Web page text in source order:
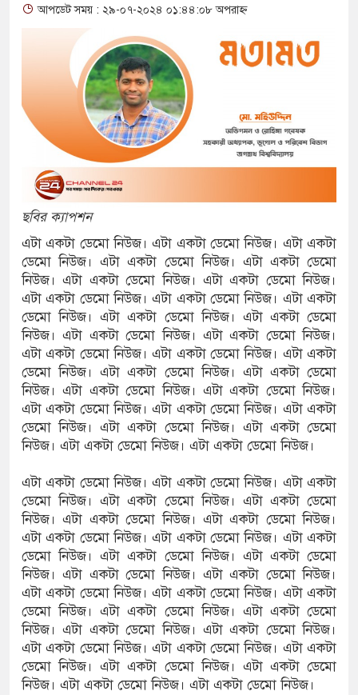
মাধ্যমিকেই
রফিকুল ইসলামের প্রতিপক্ষের সব অভিযোগ
দিবস
সংকট চুলা জ্বলে না, পাম্পে দীর্ঘ লাইন
নিয়েছে দালাল চক্র
সম্প্রসারিত প্রশাসনিক ভবনের উদ্বোধন
তৎপরতা চালানোর মুরোদ আওয়ামী লীগের নেই :
আইনে মামলা: নাদের, পলিন, রিপন-
আসামি
ইলেক্ট্রনিক বুথ ও সেল্ফ সার্ভিস সেন্টারের উদ্বোধন
জেলা প্রশাসন
রেকর্ড সংশোধন ও স্বত্ব ফেরতের দাবি
জীবনের ঝুঁকি, নিরাপদ নৌযান এখনো অধরা
পদ শূন্য, ৪৫১টি প্রাথমিক বিদ্যালয়ে নেই প্রধান
নৌকাডুবিতে নিহত ২, নিখোঁজ ২, ভবানীপুরে শোকের
অভিযোগে সংবাদ সম্মেলন, নিরাপত্তা ও সুষ্ঠু
আপডেট সময় : ২৯-০৭-২০২৪ ০১:৪৪:০৮ অপরাহ্ন
ছবির ক্যাপশন
এটা একটা ডেমো নিউজ। এটা একটা ডেমো নিউজ। এটা একটা
ডেমো নিউজ। এটা একটা ডেমো নিউজ। এটা একটা ডেমো
নিউজ। এটা একটা ডেমো নিউজ। এটা একটা ডেমো নিউজ।
এটা একটা ডেমো নিউজ। এটা একটা ডেমো নিউজ। এটা একটা
ডেমো নিউজ। এটা একটা ডেমো নিউজ। এটা একটা ডেমো
নিউজ। এটা একটা ডেমো নিউজ। এটা একটা ডেমো নিউজ।
এটা একটা ডেমো নিউজ। এটা একটা ডেমো নিউজ। এটা একটা
ডেমো নিউজ। এটা একটা ডেমো নিউজ। এটা একটা ডেমো
নিউজ। এটা একটা ডেমো নিউজ। এটা একটা ডেমো নিউজ।
এটা একটা ডেমো নিউজ। এটা একটা ডেমো নিউজ। এটা একটা
ডেমো নিউজ। এটা একটা ডেমো নিউজ। এটা একটা ডেমো
নিউজ। এটা একটা ডেমো নিউজ। এটা একটা ডেমো নিউজ।
এটা একটা ডেমো নিউজ। এটা একটা ডেমো নিউজ। এটা একটা
ডেমো নিউজ। এটা একটা ডেমো নিউজ। এটা একটা ডেমো
নিউজ। এটা একটা ডেমো নিউজ। এটা একটা ডেমো নিউজ।
এটা একটা ডেমো নিউজ। এটা একটা ডেমো নিউজ। এটা একটা
ডেমো নিউজ। এটা একটা ডেমো নিউজ। এটা একটা ডেমো
নিউজ। এটা একটা ডেমো নিউজ। এটা একটা ডেমো নিউজ।
এটা একটা ডেমো নিউজ। এটা একটা ডেমো নিউজ। এটা একটা
ডেমো নিউজ। এটা একটা ডেমো নিউজ। এটা একটা ডেমো
নিউজ। এটা একটা ডেমো নিউজ। এটা একটা ডেমো নিউজ।
এটা একটা ডেমো নিউজ। এটা একটা ডেমো নিউজ। এটা একটা
ডেমো নিউজ। এটা একটা ডেমো নিউজ। এটা একটা ডেমো
নিউজ। এটা একটা ডেমো নিউজ। এটা একটা ডেমো নিউজ।